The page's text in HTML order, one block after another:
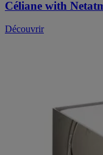
Céliane with
Découvrir